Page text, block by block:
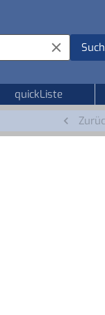
quickListe